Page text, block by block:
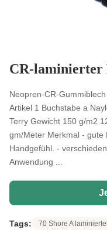
CR-laminierter
Neopren-CR-
Artikel 1 Buchstabe a
Terry Gewicht 150 g/m2
gm/Meter Merkmal - gute
Handgefühl. -
Anwendung ...
Tags:
70 Shore A